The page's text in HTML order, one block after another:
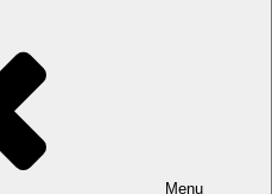
Menu